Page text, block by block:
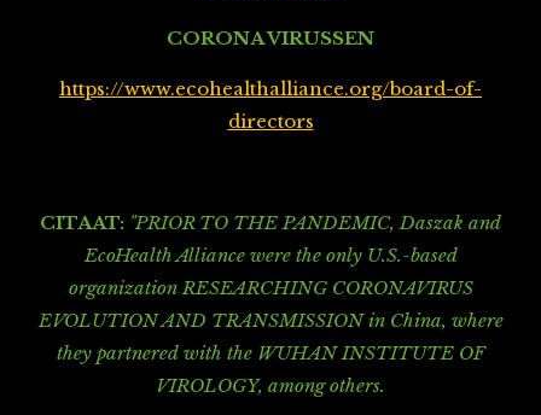
CORONA VIRUSSEN
https://www.ecohealthalliance.org/board-of-
directors
CITAAT: "PRIOR TO THE PANDEMIC, Daszak and
EcoHealth Alliance were the only U.S.-based
organization RESEARCHING CORONAVIRUS
EVOLUTION AND TRANSMISSION in China, where
they partnered with the WUHAN INSTITUTE OF
VIROLOGY, among others.